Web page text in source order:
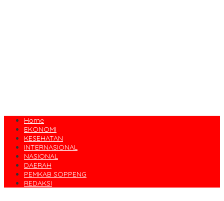
Home
EKONOMI
KESEHATAN
INTERNASIONAL
NASIONAL
DAERAH
PEMKAB SOPPENG
REDAKSI